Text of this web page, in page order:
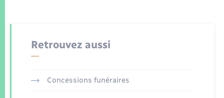
Retrouvez aussi
Concessions funéraires